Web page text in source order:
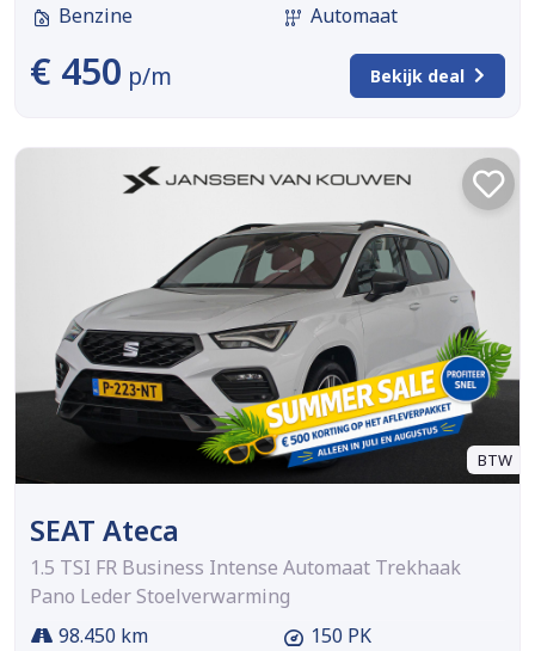
Benzine
Automaat
€ 450 p/m Bekijk deal
BTW
SEAT Ateca
1.5 TSI FR Business Intense Automaat Trekhaak
Pano Leder Stoelverwarming
98.450 km
150 PK